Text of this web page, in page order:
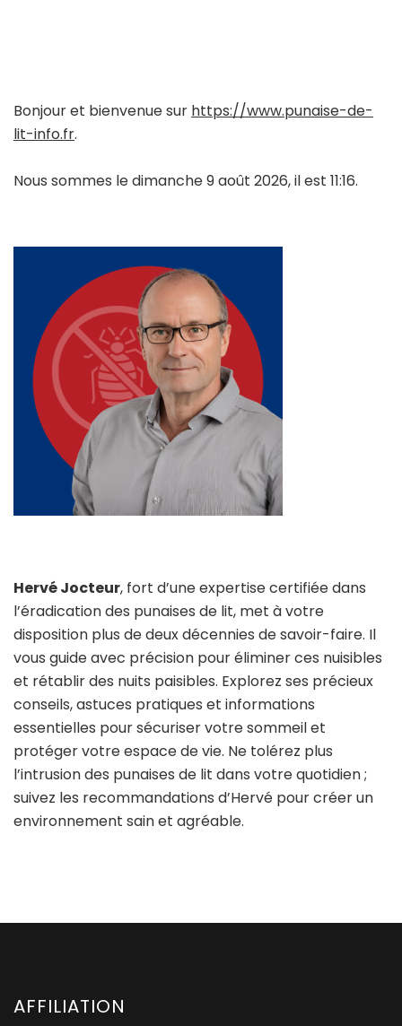
Bonjour et bienvenue sur https://www.punaise-de-
lit-info.fr.
Nous sommes le dimanche 9 août 2026, il est 11:16.
Hervé Jocteur, fort d’une expertise certifiée dans
l’éradication des punaises de lit, met à votre
disposition plus de deux décennies de savoir-faire. Il
vous guide avec précision pour éliminer ces nuisibles
et rétablir des nuits paisibles. Explorez ses précieux
conseils, astuces pratiques et informations
essentielles pour sécuriser votre sommeil et
protéger votre espace de vie. Ne tolérez plus
l’intrusion des punaises de lit dans votre quotidien ;
suivez les recommandations d’Hervé pour créer un
environnement sain et agréable.
AFFILIATION